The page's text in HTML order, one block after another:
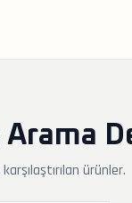
Arama
ürünler.